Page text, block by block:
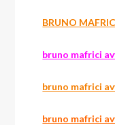
BRUNO
bruno mafrici
bruno mafrici
bruno mafrici